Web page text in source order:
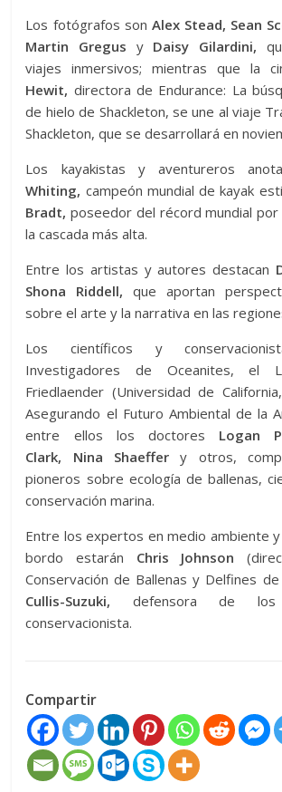
Los fotógrafos son Alex Stead, Sean
Martin Gregus yDaisy Gilardini,
viajes inmersivos; mientras que la
Hewit, directora de Endurance: La
de hielo de Shackleton, se une al viaje
Shackleton, que se desarrollará en
Los kayakistas y aventureros
Whiting, campeón mundial de kayak
Bradt, poseedor del récord mundial
la cascada más alta.
Entre los artistas y autores destacan
Shona Riddell, que aportan
sobre el arte y la narrativa en las
Los científicos y
Investigadores de Oceanites, el
Friedlaender (Universidad de
Asegurando el Futuro Ambiental de la
entre ellos los doctores Logan
Clark, Nina Shaeffer y otros,
pioneros sobre ecología de ballenas,
conservación marina.
Entre los expertos en medio ambiente
bordo estarán Chris Johnson
Conservación de Ballenas y Delfines
Cullis-Suzuki, defensora de los
conservacionista.
Compartir